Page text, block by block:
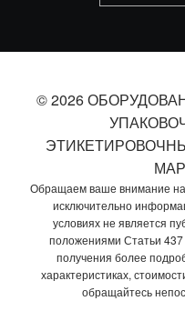
© 2026
Обращаем ваше внимание на
исключительно
условиях не является
положениями Статьи 437
получения более
характеристиках,
обращайтесь